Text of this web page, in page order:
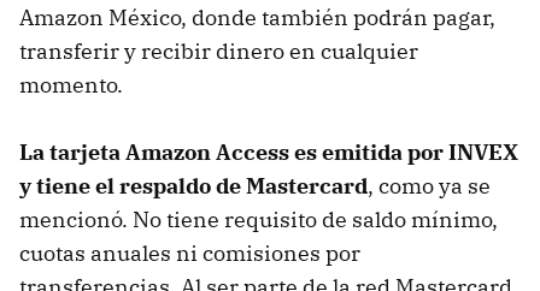
Amazon México, donde también podrán pagar,
transferir y recibir dinero en cualquier
momento.
La tarjeta Amazon Access es emitida por INVEX
y tiene el respaldo de Mastercard, como ya se
mencionó. No tiene requisito de saldo mínimo,
cuotas anuales ni comisiones por